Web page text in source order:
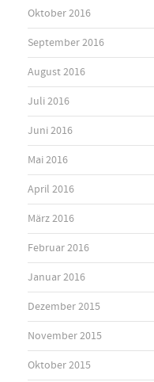
Oktober 2016
September 2016
August 2016
Juli 2016
Juni 2016
Mai 2016
April 2016
März 2016
Februar 2016
Januar 2016
Dezember 2015
November 2015
Oktober 2015